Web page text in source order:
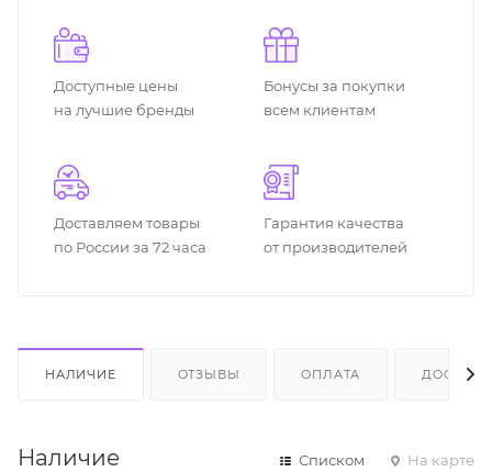
Доступные цены
на лучшие бренды
Бонусы за покупки
всем клиентам
Доставляем товары
по России за 72 часа
Гарантия качества
от производителей
НАЛИЧИЕ ОТЗЫВЫ ОПЛАТА
Наличие Списком На карте